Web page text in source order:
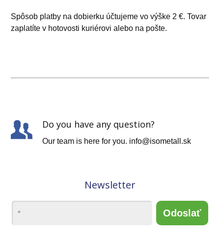
Spôsob platby na dobierku účtujeme vo výške 2 €. Tovar
zaplatíte v hotovosti kuriérovi alebo na pošte.
Do you have any question?
Our team is here for you. info@isometall.sk
Newsletter
Odoslať